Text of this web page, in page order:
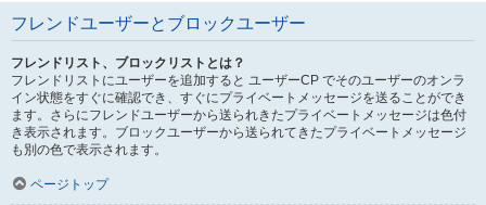
フレンドユーザーとブロックユーザー
フレンドリスト、ブロックリストとは？
フレンドリストにユーザーを追加すると ユーザーCP でそのユーザーのオンラ
イン状態をすぐに確認でき、すぐにプライベートメッセージを送ることができ
ます。さらにフレンドユーザーから送られきたプライベートメッセージは色付
き表示されます。ブロックユーザーから送られてきたプライベートメッセージ
も別の色で表示されます。
ページトップ